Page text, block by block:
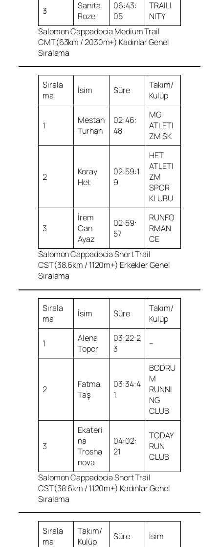
3
Sanita
Roze
06:43:
05
TRAILI
NITY
Salomon Cappadocia Medium Trail
CMT(63km / 2030m+) Kadınlar Genel
Sıralama
Sırala
ma
İsim Süre
Takım/
Kulüp
1
Mestan
Turhan
02:46:
48
MG
ATLETI
ZM SK
2
Koray
Het
02:59:1
9
HET
ATLETI
ZM
SPOR
KLUBU
3
İrem
Can
Ayaz
02:59:
57
RUNFO
RMAN
CE
Salomon Cappadocia Short Trail
CST(38.6km / 1120m+) Erkekler Genel
Sıralama
Sırala
ma
İsim Süre
Takım/
Kulüp
1
Alena
Topor
03:22:2
3
–
2
Fatma
Taş
03:34:4
1
BODRU
M
RUNNI
NG
CLUB
3
Ekateri
na
Trosha
nova
04:02:
21
TODAY
RUN
CLUB
Salomon Cappadocia Short Trail
CST(38.6km / 1120m+) Kadınlar Genel
Sıralama
Sırala
ma
Takım/
Kulüp
Süre İsim